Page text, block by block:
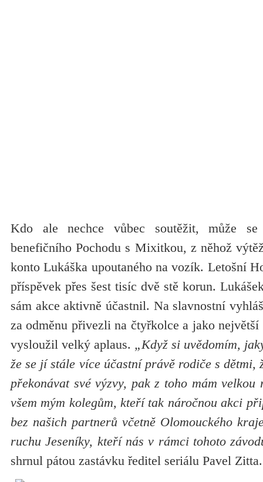
Kdo ale nechce vůbec soutěžit, může se
benefičního Pochodu s Mixitkou, z něhož
konto Lukáška upoutaného na vozík. Letošní
příspěvek přes šest tisíc dvě stě korun.
sám akce aktivně účastnil. Na slavnostní
za odměnu přivezli na čtyřkolce a jako
vysloužil velký aplaus. „Když si uvědomím,
že se jí stále více účastní právě rodiče s dětmi,
překonávat své výzvy, pak z toho mám
všem mým kolegům, kteří tak náročnou akci
bez našich partnerů včetně Olomouckého
ruchu Jeseníky, kteří nás v rámci tohoto
shrnul pátou zastávku ředitel seriálu Pavel Zitta.